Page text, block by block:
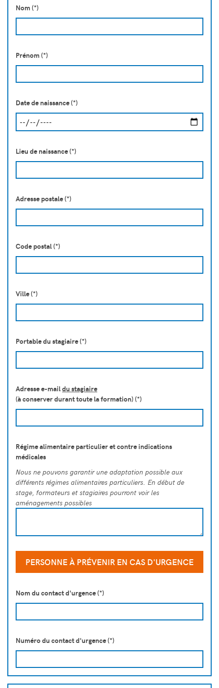
Nom (*)
Prénom (*)
Date de naissance (*)
Lieu de naissance (*)
Adresse postale (*)
Code postal (*)
Ville (*)
Portable du stagiaire (*)
Adresse e-maildu stagiaire
(à conserver durant toute la formation) (*)
Régime alimentaire particulier et contre indications
médicales
Nous ne pouvons garantir une adaptation possible aux
différents régimes alimentaires particuliers. En début de
stage, formateurs et stagiaires pourront voir les
aménagements possibles
PERSONNE À PRÉVENIR EN CAS D'URGENCE
Nom du contact d'urgence (*)
Numéro du contact d'urgence (*)